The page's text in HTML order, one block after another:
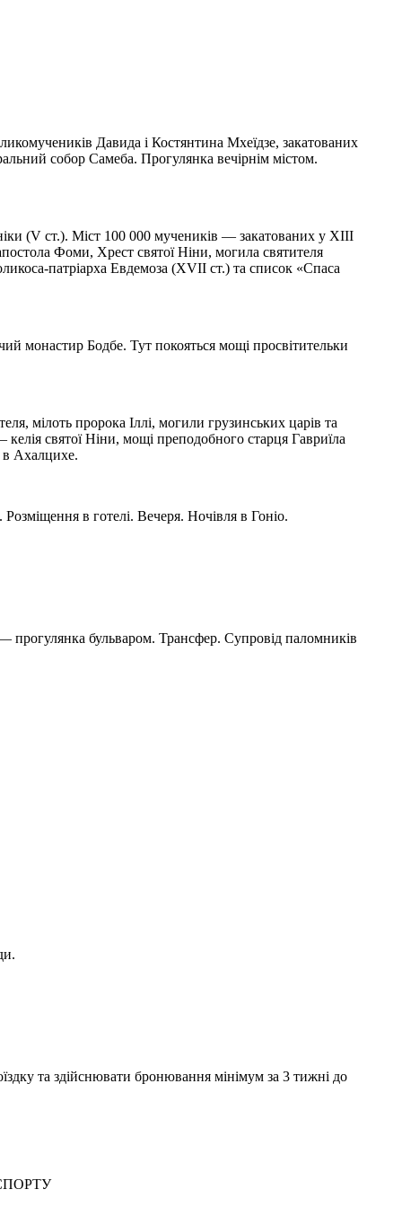
Давида і Костянтина Мхеїдзе, закатованих
собор Самеба. Прогулянка вечірнім містом.
(V ст.). Міст 100 000 мучеників — закатованих у XIII
Фоми, Хрест святої Ніни, могила святителя
патріарха Евдемоза (XVII ст.) та список «Спаса
монастир Бодбе. Тут покояться мощі просвітительки
мілоть пророка Іллі, могили грузинських царів та
святої Ніни, мощі преподобного старця Гавриїла
в Ахалцихе.
в готелі. Вечеря. Ночівля в Гоніо.
бульваром. Трансфер. Супровід паломників
та здійснювати бронювання мінімум за 3 тижні до